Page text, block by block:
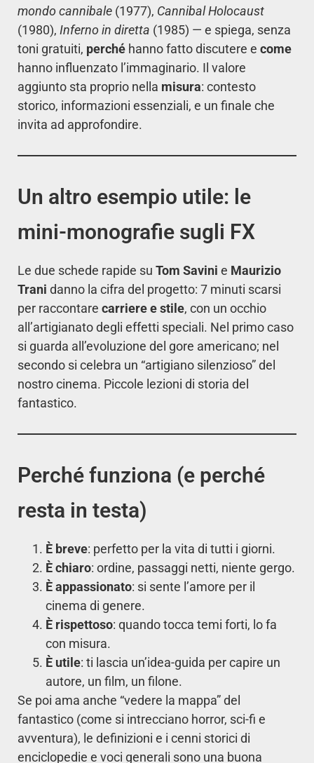
mondo cannibale (1977), Cannibal Holocaust
(1980), Inferno in diretta (1985) — e spiega, senza
toni gratuiti, perché hanno fatto discutere e come
hanno influenzato l’immaginario. Il valore
aggiunto sta proprio nella misura: contesto
storico, informazioni essenziali, e un finale che
invita ad approfondire.
Un altro esempio utile: le
mini-monografie sugli FX
Le due schede rapide su Tom Savini e Maurizio
Trani danno la cifra del progetto: 7 minuti scarsi
per raccontare carriere e stile, con un occhio
all’artigianato degli effetti speciali. Nel primo caso
si guarda all’evoluzione del gore americano; nel
secondo si celebra un “artigiano silenzioso” del
nostro cinema. Piccole lezioni di storia del
fantastico.
Perché funziona (e perché
resta in testa)
È breve: perfetto per la vita di tutti i giorni.
È chiaro: ordine, passaggi netti, niente gergo.
È appassionato: si sente l’amore per il
cinema di genere.
È rispettoso: quando tocca temi forti, lo fa
con misura.
È utile: ti lascia un’idea-guida per capire un
autore, un film, un filone.
Se poi ama anche “vedere la mappa” del
fantastico (come si intrecciano horror, sci-fi e
avventura), le definizioni e i cenni storici di
enciclopedie e voci generali sono una buona